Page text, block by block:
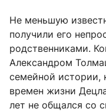
Не меньшую
получили его
родственниками.
Александром
семейной истории,
времен жизни
лет не общался со